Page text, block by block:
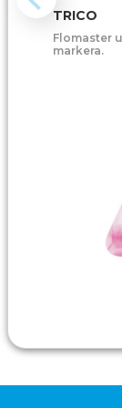
TRICO
Flomaster
markera.